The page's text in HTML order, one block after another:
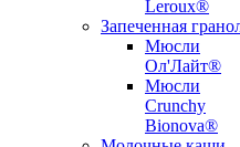
Leroux®
Запеченная
Мюсли
Ол'Лайт®
Мюсли
Crunchy
Bionova®